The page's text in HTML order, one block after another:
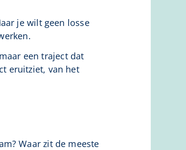
je wilt geen losse
een traject dat
eruitziet, van het
Waar zit de meeste